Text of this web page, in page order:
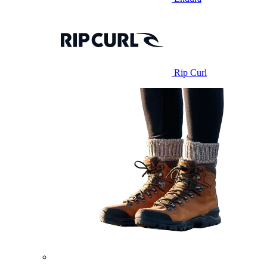
Rip Curl